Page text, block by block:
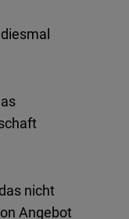
nicht
Angebot